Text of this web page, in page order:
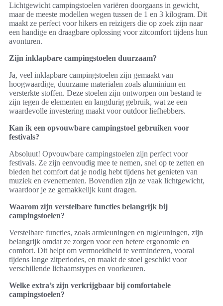
Lichtgewicht campingstoelen variëren doorgaans in gewicht,
maar de meeste modellen wegen tussen de 1 en 3 kilogram. Dit
maakt ze perfect voor hikers en reizigers die op zoek zijn naar
een handige en draagbare oplossing voor zitcomfort tijdens hun
avonturen.
Zijn inklapbare campingstoelen duurzaam?
Ja, veel inklapbare campingstoelen zijn gemaakt van
hoogwaardige, duurzame materialen zoals aluminium en
versterkte stoffen. Deze stoelen zijn ontworpen om bestand te
zijn tegen de elementen en langdurig gebruik, wat ze een
waardevolle investering maakt voor outdoor liefhebbers.
Kan ik een opvouwbare campingstoel gebruiken voor
festivals?
Absoluut! Opvouwbare campingstoelen zijn perfect voor
festivals. Ze zijn eenvoudig mee te nemen, snel op te zetten en
bieden het comfort dat je nodig hebt tijdens het genieten van
muziek en evenementen. Bovendien zijn ze vaak lichtgewicht,
waardoor je ze gemakkelijk kunt dragen.
Waarom zijn verstelbare functies belangrijk bij
campingstoelen?
Verstelbare functies, zoals armleuningen en rugleuningen, zijn
belangrijk omdat ze zorgen voor een betere ergonomie en
comfort. Dit helpt om vermoeidheid te verminderen, vooral
tijdens lange zitperiodes, en maakt de stoel geschikt voor
verschillende lichaamstypes en voorkeuren.
Welke extra’s zijn verkrijgbaar bij comfortabele
campingstoelen?